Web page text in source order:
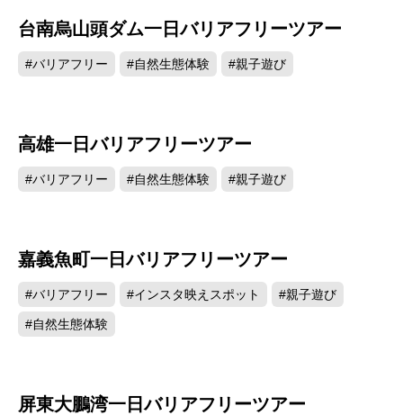
台南烏山頭ダム一日バリアフリーツアー
#バリアフリー #自然生態体験 #親子遊び
高雄一日バリアフリーツアー
#バリアフリー #自然生態体験 #親子遊び
嘉義魚町一日バリアフリーツアー
#バリアフリー #インスタ映えスポット #親子遊び
#自然生態体験
屏東大鵬湾一日バリアフリーツアー